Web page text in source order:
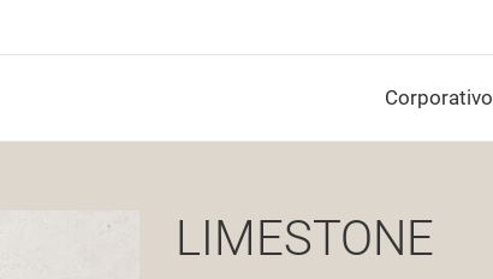
Corporativo
LIMESTONE